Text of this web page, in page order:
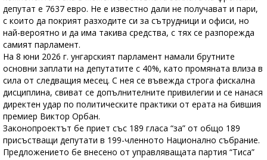
депутат е 7637 евро. Не е известно дали не получават и пари,
с които да покрият разходите си за сътрудници и офиси, но
най-вероятно и да има такива средства, с тях се разпорежда
самият парламент.
На 8 юни 2026 г. унгарският парламент намали брутните
основни заплати на депутатите с 40%, като промяната влиза в
сила от следващия месец. С нея се въвежда строга фискална
дисциплина, свиват се допълнителните привилегии и се нанася
директен удар по политическите практики от ерата на бившия
премиер Виктор Орбан.
Законопроектът бе приет със 189 гласа “за” от общо 189
присъстващи депутати в 199-членното Национално събрание.
Предложението бе внесено от управляващата партия “Тиса”